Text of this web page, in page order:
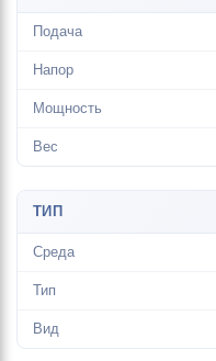
Подача
Напор
Мощность
Вес
ТИП
Среда
Тип
Вид